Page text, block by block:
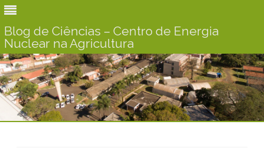
Blog de Ciências – Centro de Energia
Nuclear na Agricultura